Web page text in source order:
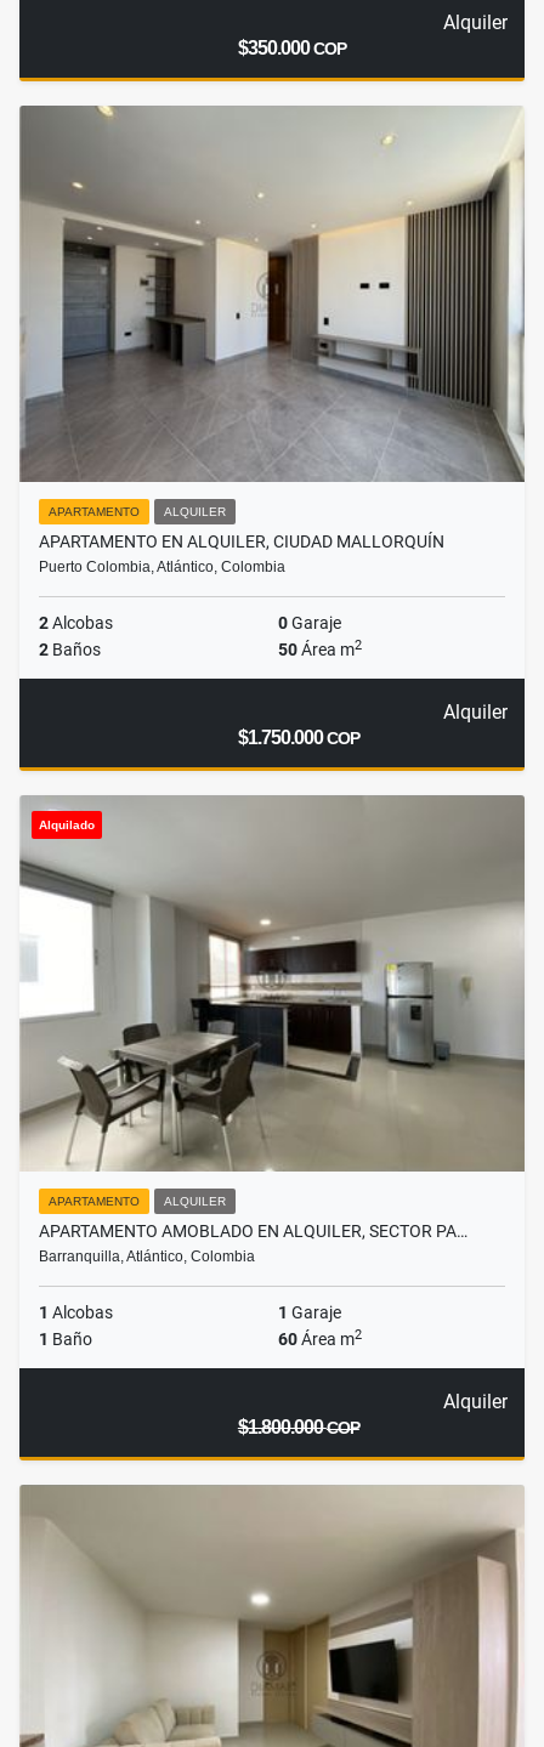
Alquiler
$350.000COP
APARTAMENTO ALQUILER
APARTAMENTO EN ALQUILER, CIUDAD MALLORQUÍN
Puerto Colombia, Atlántico, Colombia
2Alcobas 0Garaje
2 Baños 50Área m2
Alquiler
$1.750.000COP
Alquilado
APARTAMENTO ALQUILER
APARTAMENTO AMOBLADO EN ALQUILER, SECTOR PA…
Barranquilla, Atlántico, Colombia
1 Alcobas 1 Garaje
1 Baño 60Área m2
Alquiler
$1.800.000COP